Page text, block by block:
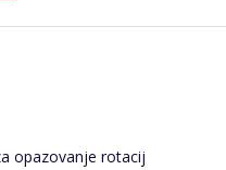
opazovanje rotacij